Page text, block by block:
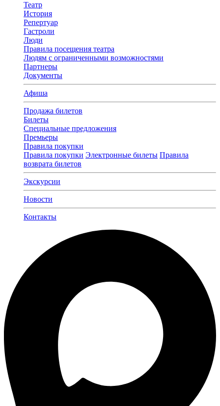
Театр
История
Репертуар
Гастроли
Люди
Правила посещения театра
Людям с ограниченными возможностями
Партнеры
Документы
Афиша
Продажа билетов
Билеты
Специальные предложения
Премьеры
Правила покупки
Правила покупки Электронные билеты Правила
возврата билетов
Экскурсии
Новости
Контакты